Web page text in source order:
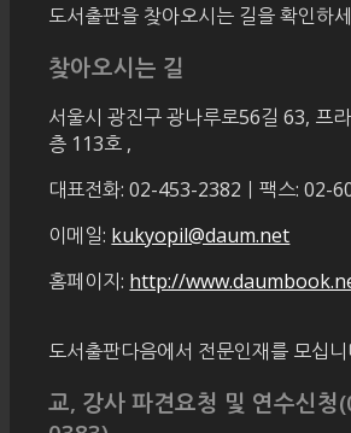
도서출판을 찾아오시는 길을 확인하
찾아오시는 길
서울시 광진구 광나루로56길 63, 프
층 113호 ,
대표전화: 02-453-2382ㅣ팩스: 02-
이메일: kukyopil@daum.net
홈페이지: http://
도서출판다음에서 전문인재를 모십니
교, 강사 파견요청 및 연수신